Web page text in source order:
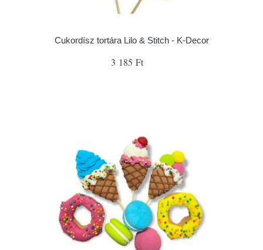
Cukordísz tortára Lilo & Stitch - K-Decor
3 185 Ft